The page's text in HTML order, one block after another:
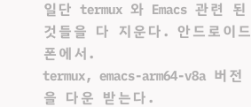
일단 termux 와 Emacs 관련 된
것들을 다 지운다. 안드로이드
폰에서.
termux, emacs-arm64-v8a 버전
을 다운 받는다.